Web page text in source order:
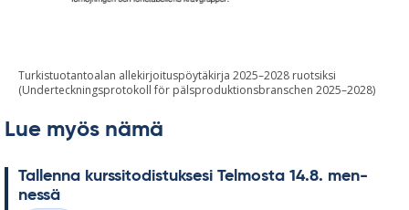
Turkistuotantoalan allekirjoituspöytäkirja 2025–2028 ruotsiksi
(Underteckningsprotokoll för pälsproduktionsbranschen 2025–2028)
Lue myös nämä
Tal­lenna kurs­si­to­dis­tuk­sesi Tel­mosta 14.8. men­
nessä